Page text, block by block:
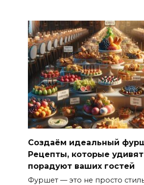
Создаём идеальный
Рецепты, которые
порадуют ваших гостей
Фуршет — это не просто